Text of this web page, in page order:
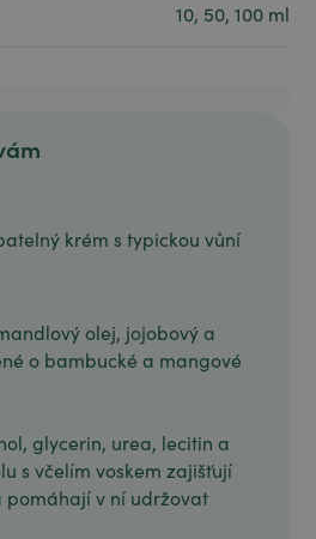
krém s typickou vůní
olej, jojobový a
o bambucké a mangové
glycerin, urea, lecitin a
s včelím voskem zajišťují
pomáhají v ní udržovat
10, 50, 100 ml